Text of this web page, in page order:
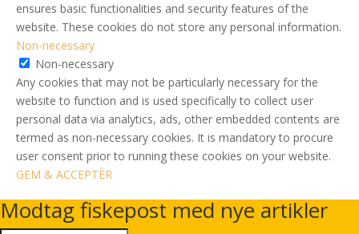
ensures basic functionalities and security features of the
website. These cookies do not store any personal information.
Non-necessary
Non-necessary
Any cookies that may not be particularly necessary for the
website to function and is used specifically to collect user
personal data via analytics, ads, other embedded contents are
termed as non-necessary cookies. It is mandatory to procure
user consent prior to running these cookies on your website.
GEM & ACCEPTÈR
Modtag fiskepost med nye artikler